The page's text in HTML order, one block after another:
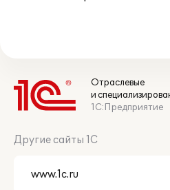
Отраслевые
и
1С:Предприятие
Другие сайты 1С